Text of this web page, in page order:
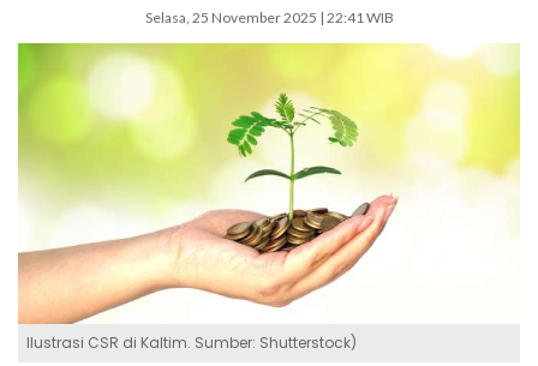
Selasa, 25 November 2025 | 22:41 WIB
Ilustrasi CSR di Kaltim. Sumber: Shutterstock)